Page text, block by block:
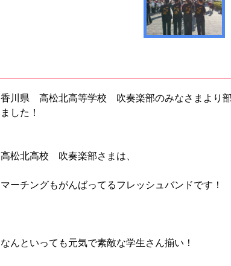
香川県 高松北高等学校 吹奏楽部のみなさまより部
ました！
高松北高校 吹奏楽部さまは、
マーチングもがんばってるフレッシュバンドです！
なんといっても元気で素敵な学生さん揃い！